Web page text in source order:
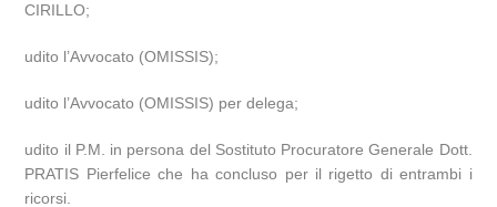
CIRILLO;
udito l’Avvocato (OMISSIS);
udito l’Avvocato (OMISSIS) per delega;
udito il P.M. in persona del Sostituto Procuratore Generale Dott.
PRATIS Pierfelice che ha concluso per il rigetto di entrambi i
ricorsi.